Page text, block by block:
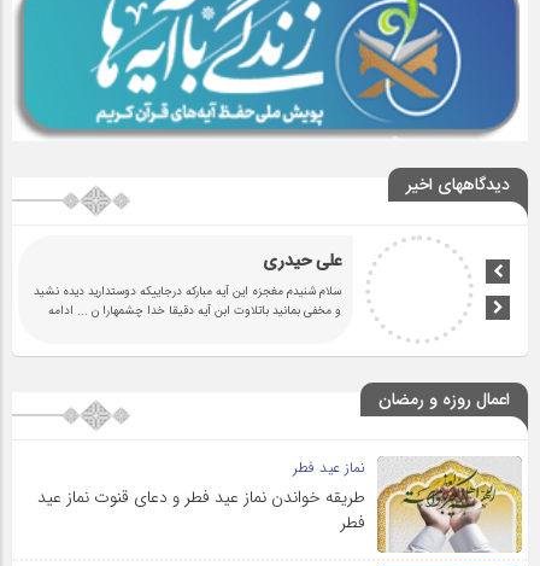
دیدگاههای اخیر
علی حیدری
سلام شنیدم مغجزه این آیه مبارکه درجاییکه دوستدارید دیده نشید
و مخفی بمانید باتلاوت ابن آیه دقیقا خدا چشمهارا ن ... ادامه
اعمال روزه و رمضان
نماز عید فطر
طریقه خواندن نماز عید فطر و دعای قنوت نماز عید
فطر